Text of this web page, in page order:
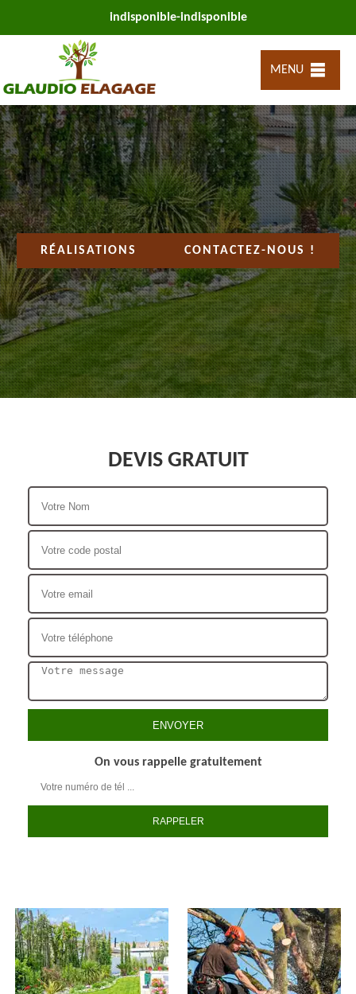
indisponible-indisponible
MENU
RÉALISATIONS CONTACTEZ-NOUS !
DEVIS GRATUIT
On vous rappelle gratuitement